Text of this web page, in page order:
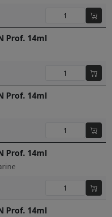
Prof. 14ml
Prof. 14ml
Prof. 14ml
Prof. 14ml